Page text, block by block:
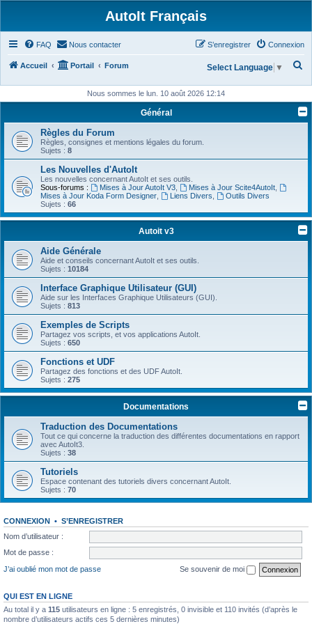
AutoIt Français
FAQ Nous contacter Connexion
S’enregistrer
Accueil Portail Forum
h
r
Select Language ▼
Nous sommes le lun. 10 août 2026 12:14
Général
Règles du Forum
Règles, consignes et mentions légales du forum.
Sujets : 8
Les Nouvelles d'AutoIt
Les nouvelles concernant AutoIt et ses outils.
Sous-forums :
Mises à Jour AutoIt V3, Mises à Jour Scite4AutoIt,
Mises à Jour Koda Form Designer
Liens Divers
Outils Divers
Sujets : 66
Autoit v3
Aide Générale
Aide et conseils concernant AutoIt et ses outils.
Sujets : 10184
Interface Graphique Utilisateur (GUI)
Aide sur les Interfaces Graphique Utilisateurs (GUI).
Sujets : 813
Exemples de Scripts
Partagez vos scripts, et vos applications AutoIt.
Sujets : 650
Fonctions et UDF
Partagez des fonctions et des UDF AutoIt.
Sujets : 275
Documentations
Traduction des Documentations
Tout ce qui concerne la traduction des différentes documentations en rapport
avec AutoIt3.
Sujets : 38
Tutoriels
Espace contenant des tutoriels divers concernant AutoIt.
Sujets : 70
CONNEXION • S’ENREGISTRER
Nom d’utilisateur :
Mot de passe :
J’ai oublié mon mot de passe
Se souvenir de moi
QUI EST EN LIGNE
Au total il y a 115 utilisateurs en ligne : 5 enregistrés, 0 invisible et 110 invités (d’après le
nombre d’utilisateurs actifs ces 5 dernières minutes)